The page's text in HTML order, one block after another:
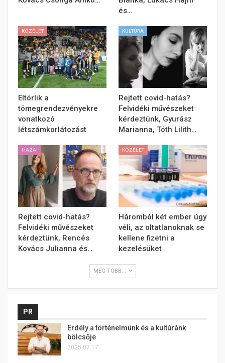
és…
KÖZÉLET
Eltörlik a
tömegrendezvényekre
vonatkozó
létszámkorlátozást
KULTÚRA
Rejtett covid-hatás?
Felvidéki művészeket
kérdeztünk, Gyurász
Marianna, Tóth Lilith…
HAZAI
Rejtett covid-hatás?
Felvidéki művészeket
kérdeztünk, Rencés
Kovács Julianna és…
KÖZÉLET
Háromból két ember úgy
véli, az oltatlanoknak se
kellene fizetni a
kezelésüket
MÉG TÖBB...
PR
Erdély a történelmünk és a kultúránk
bölcsője
2025.07.17.